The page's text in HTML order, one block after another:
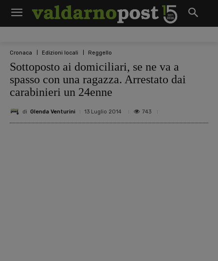
Cronaca Edizioni locali Reggello
Sottoposto ai domiciliari, se ne va a
spasso con una ragazza. Arrestato dai
carabinieri un 24enne
di Glenda Venturini 13 Luglio 2014 743